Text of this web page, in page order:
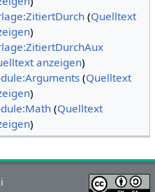
(Quelltext
)
anzeigen)
(Quelltext
)
(Quelltext
)